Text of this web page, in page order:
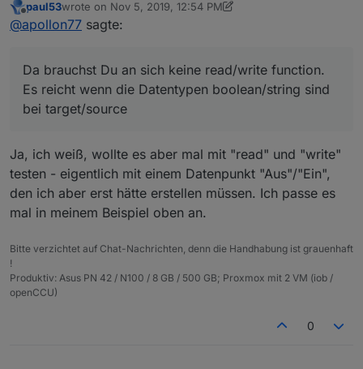
function. Es reicht wenn die Datentypen
boolean/string sind bei target/source
Offline
paul53wrote on Nov 5, 2019, 12:54 PM
last edited by paul53Nov 5, 2019, 1:55 PM
@apollon77 sagte:
Da brauchst Du an sich keine read/write function.
Es reicht wenn die Datentypen boolean/string sind
bei target/source
Ja, ich weiß, wollte es aber mal mit "read" und "write"
testen - eigentlich mit einem Datenpunkt "Aus"/"Ein",
den ich aber erst hätte erstellen müssen. Ich passe es
mal in meinem Beispiel oben an.
Bitte verzichtet auf Chat-Nachrichten, denn die Handhabung ist grauenhaft
!
Produktiv: Asus PN 42 / N100 / 8 GB / 500 GB; Proxmox mit 2 VM (iob /
openCCU)
0